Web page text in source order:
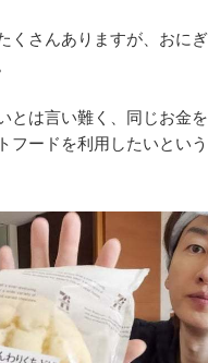
くさんありますが、おに
とは言い難く、同じお金
フードを利用したいとい